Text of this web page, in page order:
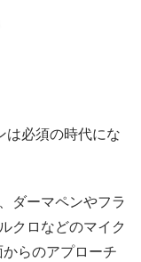
は必須の時代にな
ダーマペンやフラ
クロなどのマイク
らのアプローチ